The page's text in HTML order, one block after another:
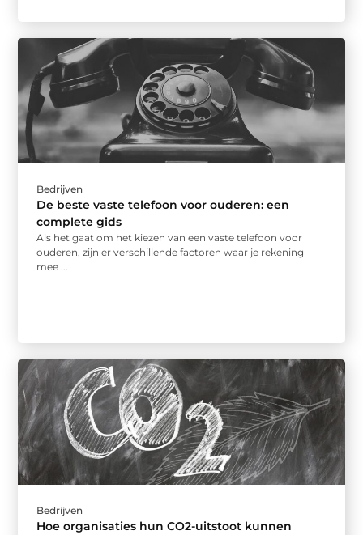
Bedrijven
De beste vaste telefoon voor ouderen: een
complete gids
Als het gaat om het kiezen van een vaste telefoon voor
ouderen, zijn er verschillende factoren waar je rekening
mee ...
Bedrijven
Hoe organisaties hun CO2-uitstoot kunnen